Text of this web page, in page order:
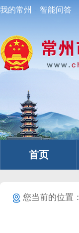
我的常州 智能问答
首页
您当前的位置：